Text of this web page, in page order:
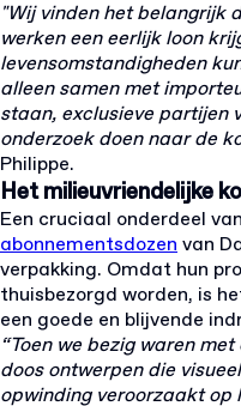
"Wij vinden het belangrijk
werken een eerlijk loon
levensomstandigheden
alleen samen met
staan, exclusieve partijen
onderzoek doen naar de
Philippe.
Het milieuvriendelijke
Een cruciaal onderdeel
abonnementsdozen van
verpakking. Omdat hun
thuisbezorgd worden, is
een goede en blijvende
“Toen we bezig waren
doos ontwerpen die
opwinding veroorzaakt op